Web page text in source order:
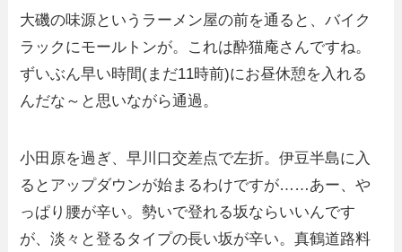
大磯の味源というラーメン屋の前を通ると、バイク
ラックにモールトンが。これは酔猫庵さんですね。
ずいぶん早い時間(まだ11時前)にお昼休憩を入れる
んだな～と思いながら通過。
小田原を過ぎ、早川口交差点で左折。伊豆半島に入
るとアップダウンが始まるわけですが……あー、や
っぱり腰が辛い。勢いで登れる坂ならいいんです
が、淡々と登るタイプの長い坂が辛い。真鶴道路料